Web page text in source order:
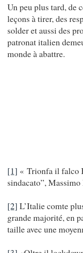
Un peu plus tard, de
leçons à tirer, des
solder et aussi des
patronat italien
monde à abattre.
[1] « Trionfa il falco
sindacato”,
[2] L’Italie comte
grande majorité, en
taille avec une